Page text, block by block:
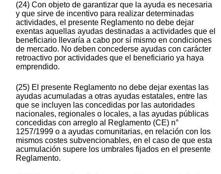
(24) Con objeto de garantizar que la ayuda es necesaria
y que sirve de incentivo para realizar determinadas
actividades, el presente Reglamento no debe dejar
exentas aquellas ayudas destinadas a actividades que el
beneficiario llevaría a cabo por sí mismo en condiciones
de mercado. No deben concederse ayudas con carácter
retroactivo por actividades que el beneficiario ya haya
emprendido.
(25) El presente Reglamento no debe dejar exentas las
ayudas acumuladas a otras ayudas estatales, entre las
que se incluyen las concedidas por las autoridades
nacionales, regionales o locales, a las ayudas públicas
concedidas con arreglo al Reglamento (CE) n°
1257/1999 o a ayudas comunitarias, en relación con los
mismos costes subvencionables, en el caso de que esta
acumulación supere los umbrales fijados en el presente
Reglamento.